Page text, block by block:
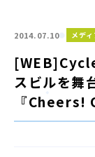
IR
RECRUIT
NEWS
2014.07.10 メデ
スビルを舞
『Cheers!